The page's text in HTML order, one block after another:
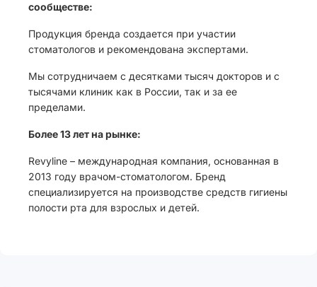
сообществе:
Продукция бренда создается при участии
стоматологов и рекомендована экспертами.
Мы сотрудничаем с десятками тысяч докторов и с
тысячами клиник как в России, так и за ее
пределами.
Более 13 лет на рынке:
Revyline – международная компания, основанная в
2013 году врачом-стоматологом. Бренд
специализируется на производстве средств гигиены
полости рта для взрослых и детей.